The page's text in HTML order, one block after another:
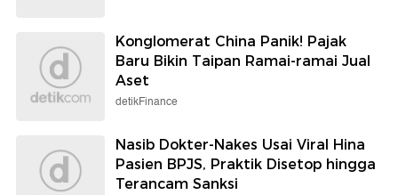
Konglomerat China Panik! Pajak
Baru Bikin Taipan Ramai-ramai Jual
Aset
detikFinance
Nasib Dokter-Nakes Usai Viral Hina
Pasien BPJS, Praktik Disetop hingga
Terancam Sanksi